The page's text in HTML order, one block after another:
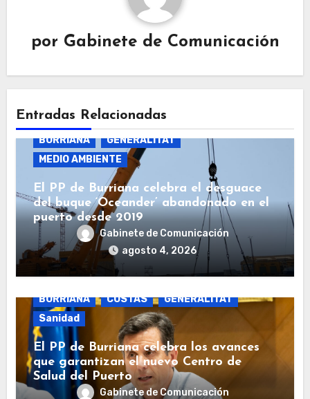
por Gabinete de Comunicación
Entradas Relacionadas
BURRIANA
GENERALITAT
MEDIO AMBIENTE
El PP de Burriana celebra el desguace
del buque ‘Oceander’ abandonado en el
puerto desde 2019
Gabinete de Comunicación
agosto 4, 2026
BURRIANA COSTAS
GENERALITAT
Sanidad
El PP de Burriana celebra los avances
que garantizan el nuevo Centro de
Salud del Puerto
Gabinete de Comunicación